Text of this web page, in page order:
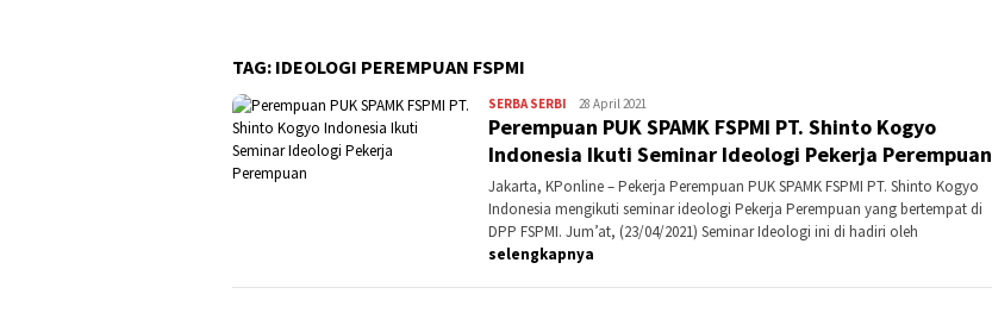
TAG: IDEOLOGI PEREMPUAN FSPMI
SERBA SERBI Kontributor
Karawang
28 April 2021
Perempuan PUK SPAMK FSPMI PT. Shinto Kogyo
Indonesia Ikuti Seminar Ideologi Pekerja Perempuan
Jakarta, KPonline – Pekerja Perempuan PUK SPAMK FSPMI PT. Shinto Kogyo
Indonesia mengikuti seminar ideologi Pekerja Perempuan yang bertempat di
DPP FSPMI. Jum’at, (23/04/2021) Seminar Ideologi ini di hadiri oleh
selengkapnya